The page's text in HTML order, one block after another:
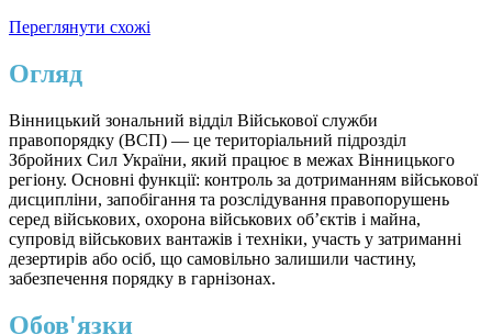
Переглянути схожі
Огляд
Вінницький зональний відділ Військової служби
правопорядку (ВСП) — це територіальний підрозділ
Збройних Сил України, який працює в межах Вінницького
регіону. Основні функції: контроль за дотриманням військової
дисципліни, запобігання та розслідування правопорушень
серед військових, охорона військових об’єктів і майна,
супровід військових вантажів і техніки, участь у затриманні
дезертирів або осіб, що самовільно залишили частину,
забезпечення порядку в гарнізонах.
Обов'язки